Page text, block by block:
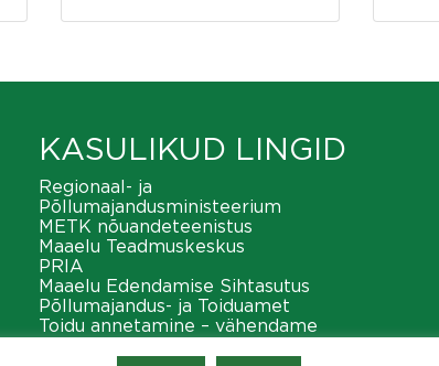
KASULIKUD LINGID
Regionaal- ja
Põllumajandusministeerium
METK nõuandeteenistus
Maaelu Teadmuskeskus
PRIA
Maaelu Edendamise Sihtasutus
Põllumajandus- ja Toiduamet
Toidu annetamine – vähendame